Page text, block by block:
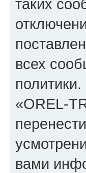
таких
всех
«OREL-
вами